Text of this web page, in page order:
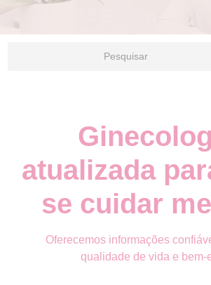
atualizada
se cuidar
Oferecemos informações
qualidade de vida e bem-